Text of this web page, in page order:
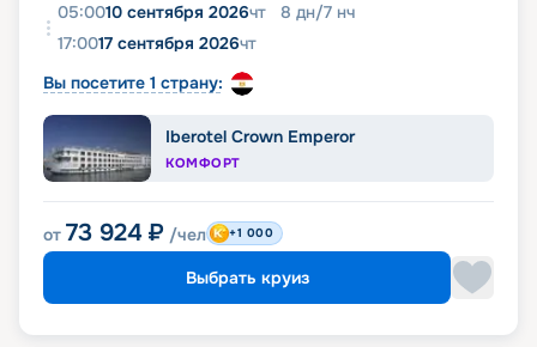
05:0010 сентября 2026чт 8 дн/7 нч
17:0017 сентября 2026чт
Вы посетите 1 страну:
Iberotel Crown Emperor
КОМФОРТ
от 73 924 ₽ /чел +1 000
Выбрать круиз